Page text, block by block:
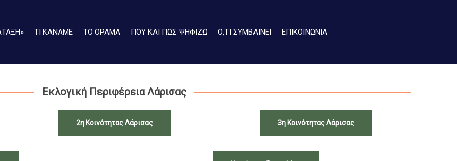
ΤΙ ΚΑΝΑΜΕ ΤΟ ΟΡΑΜΑ ΠΟΥ ΚΑΙ ΠΩΣ ΨΗΦΙΖΩ Ο,ΤΙ ΣΥΜΒΑΙΝΕΙ ΕΠΙΚΟΙΝΩΝΙΑ
Εκλογική Περιφέρεια Λάρισας
2η Κοινότητας Λάρισας 3η Κοινότητας Λάρισας